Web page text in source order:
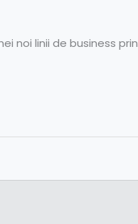
noi linii de business prin